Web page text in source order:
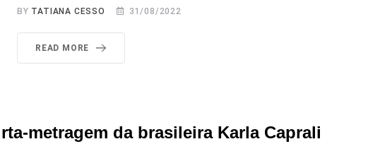
BY TATIANA CESSO 31/08/2022
READ MORE
metragem da brasileira Karla Caprali